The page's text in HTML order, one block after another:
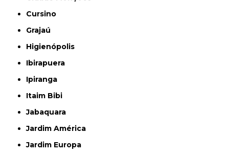
Cursino
Grajaú
Higienópolis
Ibirapuera
Ipiranga
Itaim Bibi
Jabaquara
Jardim América
Jardim Europa